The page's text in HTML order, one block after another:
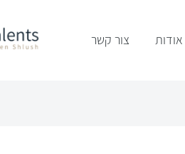
אודות צור קשר